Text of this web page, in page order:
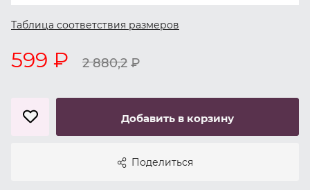
Таблица соответствия размеров
599 ₽ 2 880,2 ₽
Добавить в корзину
Поделиться